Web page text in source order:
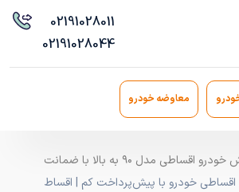
02191028011
02191028044
معاوضه خودرو
خودرو شاپ، خرید و فروش خودرو اقساطی مدل ۹۰ به بالا با ضمانت
اقساطی خودرو با پیش‌پرداخت کم | اقساط